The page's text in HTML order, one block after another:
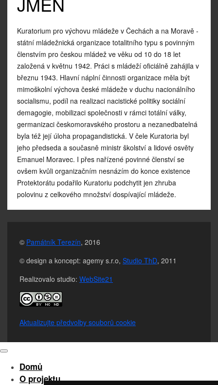
Kuratorium pro výchovu mládeže v Čechách a na Moravě -
státní mládežnická organizace totalitního typu s povinným
členstvím pro českou mládež ve věku od 10 do 18 let
založená v květnu 1942. Práci s mládeží oficiálně zahájila v
březnu 1943. Hlavní náplní činnosti organizace měla být
mimoškolní výchova české mládeže v duchu nacionálního
socialismu, podíl na realizaci nacistické politiky sociální
demagogie, mobilizaci společnosti v rámci totální války,
germanizaci českomoravského prostoru a nezanedbatelná
byla též její úloha propagandistická. V čele Kuratoria byl
jeho předseda a současně ministr školství a lidové osvěty
Emanuel Moravec. I přes nařízené povinné členství se
ovšem kvůli organizačním nesnázím do konce existence
Protektorátu podařilo Kuratoriu podchytit jen zhruba
polovinu z celkového množství dospívající mládeže.
© Památník Terezín, 2016
© design a koncept: agemy s.r.o, Studio ThD, 2011
Realizovalo studio: WebSite21
Aktualizujte předvolby souborů cookie
Domů
O projektu